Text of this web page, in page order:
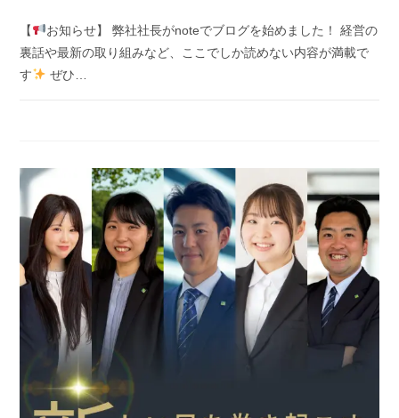
【
お知らせ】 弊社社長がnoteでブログを始めました！ 経営の
裏話や最新の取り組みなど、ここでしか読めない内容が満載で
す
ぜひ…